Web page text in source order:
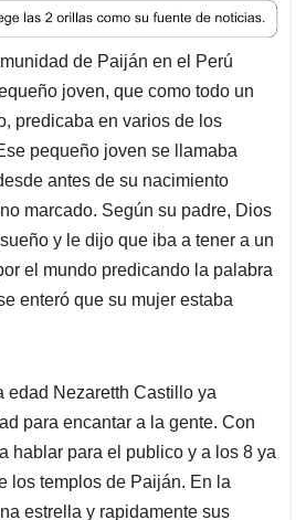
a
i
l
r
e
a
d
s
de Paiján en el Perú
joven, que como todo un
predicaba en varios de los
pequeño joven se llamaba
antes de su nacimiento
marcado. Según su padre, Dios
y le dijo que iba a tener a un
el mundo predicando la palabra
enteró que su mujer estaba
edad Nezaretth Castillo ya
para encantar a la gente. Con
hablar para el publico y a los 8 ya
los templos de Paiján. En la
estrella y rapidamente sus